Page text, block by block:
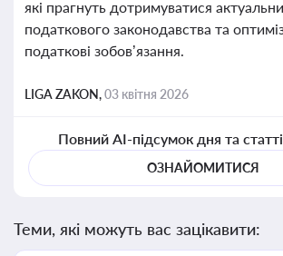
які прагнуть дотримуватися
податкового законодавства та
податкові зобов’язання.
LIGA ZAKON,03 квітня 2026
Повний AI-підсумок дня та
ОЗНАЙОМИТИСЯ
Теми, які можуть вас зацікавити: